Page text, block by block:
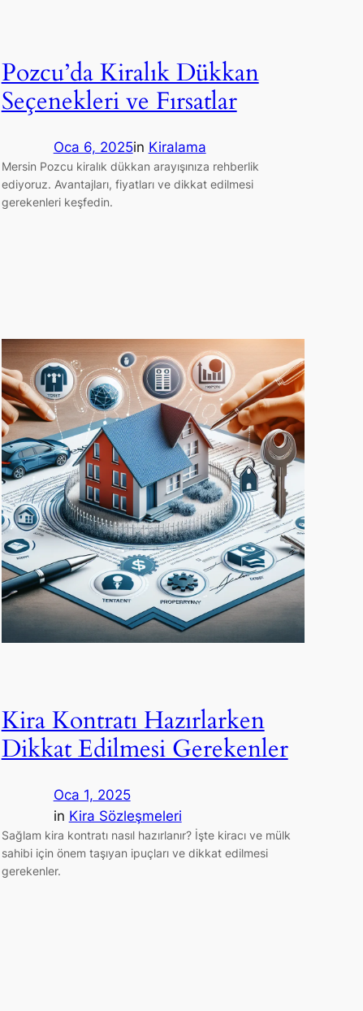
Pozcu’da Kiralık Dükkan
Seçenekleri ve Fırsatlar
Oca 6, 2025in Kiralama
Mersin Pozcu kiralık dükkan arayışınıza rehberlik
ediyoruz. Avantajları, fiyatları ve dikkat edilmesi
gerekenleri keşfedin.
Kira Kontratı Hazırlarken
Dikkat Edilmesi Gerekenler
Oca 1, 2025
in Kira Sözleşmeleri
Sağlam kira kontratı nasıl hazırlanır? İşte kiracı ve mülk
sahibi için önem taşıyan ipuçları ve dikkat edilmesi
gerekenler.